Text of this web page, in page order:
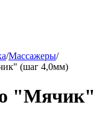
/Массажеры/
(шаг 4,0мм)
"Мячик"